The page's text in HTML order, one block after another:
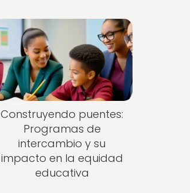
Construyendo puentes:
Programas de
intercambio y su
impacto en la equidad
educativa